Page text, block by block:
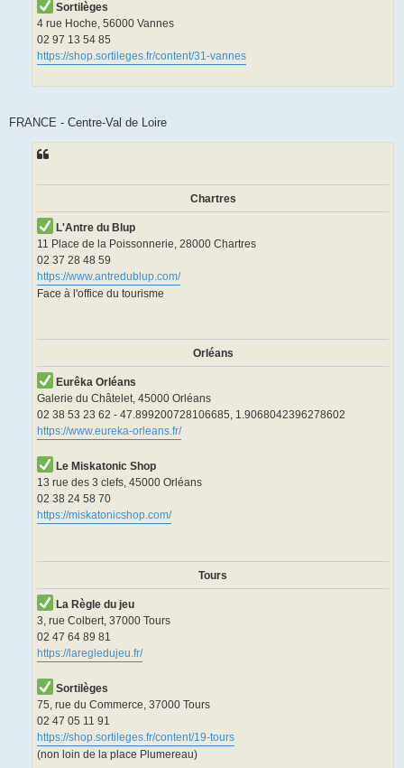
Sortilèges
4 rue Hoche, 56000 Vannes
02 97 13 54 85
https://shop.sortileges.fr/content/31-vannes
FRANCE - Centre-Val de Loire
Chartres
L'Antre du Blup
11 Place de la Poissonnerie, 28000 Chartres
02 37 28 48 59
https://www.antredublup.com/
Face à l'office du tourisme
Orléans
Eurêka Orléans
Galerie du Châtelet, 45000 Orléans
02 38 53 23 62 - 47.899200728106685, 1.9068042396278602
https://www.eureka-orleans.fr/
Le Miskatonic Shop
13 rue des 3 clefs, 45000 Orléans
02 38 24 58 70
https://miskatonicshop.com/
Tours
La Règle du jeu
3, rue Colbert, 37000 Tours
02 47 64 89 81
https://laregledujeu.fr/
Sortilèges
75, rue du Commerce, 37000 Tours
02 47 05 11 91
https://shop.sortileges.fr/content/19-tours
(non loin de la place Plumereau)